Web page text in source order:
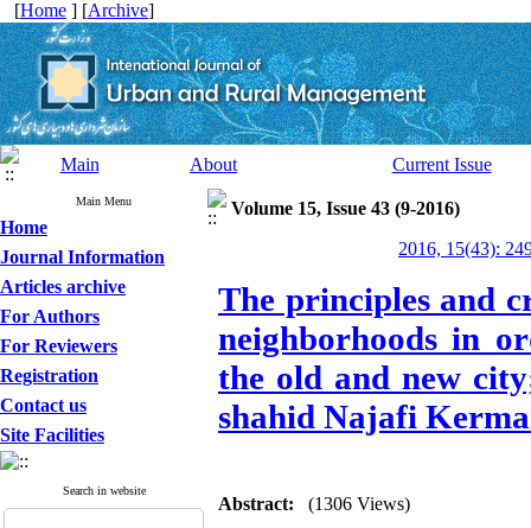
[Home ] [Archive]
Main About Current Issue
Main Menu
Home
Journal Information
Articles archive
For Authors
For Reviewers
Registration
Contact us
Site Facilities
Search in website
Volume 15, Issue 43 (9-2016)
2016, 15(43):
The principles and
neighborhoods in
the old and new
shahid Najafi
Abstract: (1306 Views)